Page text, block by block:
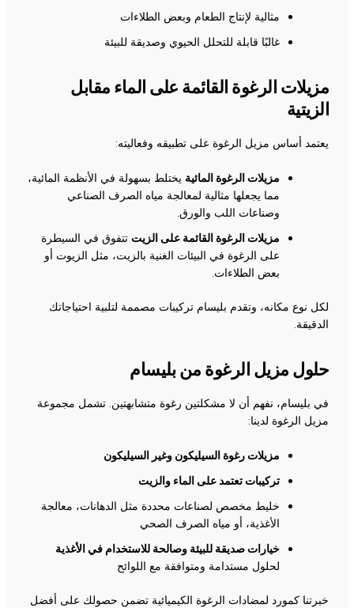
مثالية لإنتاج الطعام وبعض الطلاءات
غالبًا قابلة للتحلل الحيوي وصديقة للبيئة
مزيلات الرغوة القائمة على الماء مقابل
الزيتية
يعتمد أساس مزيل الرغوة على تطبيقه وفعاليته:
مزيلات الرغوة المائية يختلط بسهولة في الأنظمة المائية،
مما يجعلها مثالية لمعالجة مياه الصرف الصناعي
وصناعات اللب والورق.
مزيلات الرغوة القائمة على الزيت تتفوق في السيطرة
على الرغوة في البيئات الغنية بالزيت، مثل الزيوت أو
بعض الطلاءات.
لكل نوع مكانه، وتقدم بليسام تركيبات مصممة لتلبية احتياجاتك
الدقيقة.
حلول مزيل الرغوة من بليسام
في بليسام، نفهم أن لا مشكلتين رغوة متشابهتين. تشمل مجموعة
مزيل الرغوة لدينا:
مزيلات رغوة السيليكون وغير السيليكون
تركيبات تعتمد على الماء والزيت
خليط مخصص لصناعات محددة مثل الدهانات، معالجة
الأغذية، أو مياه الصرف الصحي
خيارات صديقة للبيئة وصالحة للاستخدام في الأغذية
لحلول مستدامة ومتوافقة مع اللوائح
خبرتنا كمورد لمضادات الرغوة الكيميائية تضمن حصولك على أفضل